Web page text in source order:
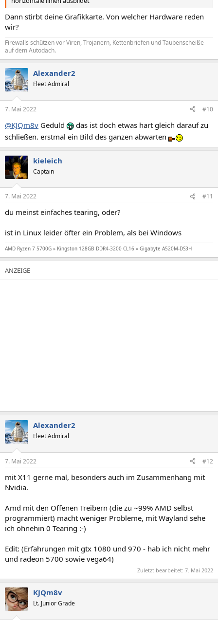
Dann stirbt deine Grafikkarte. Von welcher Hardware reden
wir?
Firewalls schützen vor Viren, Trojanern, Kettenbriefen und Taubenscheiße
auf dem Autodach.
Alexander2
Fleet Admiral
7. Mai 2022 #10
@KJQm8v Geduld
das ist doch etwas hart gleich darauf zu
schließen. erstmal ein Bild des ganzen abwarten
kieleich
Captain
7. Mai 2022 #11
du meinst einfaches tearing, oder?
ist in Linux leider öfter ein Problem, als bei Windows
AMD Ryzen 7 5700G » Kingston 128GB DDR4-3200 CL16 » Gigabyte A520M-DS3H
Alexander2
Fleet Admiral
7. Mai 2022 #12
mit X11 gerne mal, besonders auch im Zusammenhang mit
Nvidia.
Amd mit den Offenen Treibern (die zu ~99% AMD selbst
programmiert) macht weniger Probleme, mit Wayland sehe
ich ohnehin 0 Tearing :-)
Edit: (Erfahrungen mit gtx 1080 und 970 - hab ich nicht mehr
und radeon 5700 sowie vega64)
Zuletzt bearbeitet: 7. Mai 2022
KJQm8v
Lt. Junior Grade